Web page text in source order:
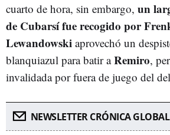
cuarto de hora, sin embargo, un
de Cubarsí fue recogido por
Lewandowski aprovechó un
blanquiazul para batir aRemiro,
invalidada por fuera de juego del
NEWSLETTER CRÓNICA GLOBAL